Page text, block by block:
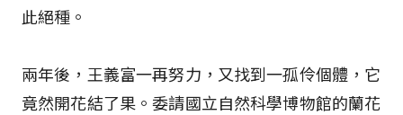
此絕種。
兩年後，王義富一再努力，又找到一孤伶個體，它
竟然開花結了果。委請國立自然科學博物館的蘭花